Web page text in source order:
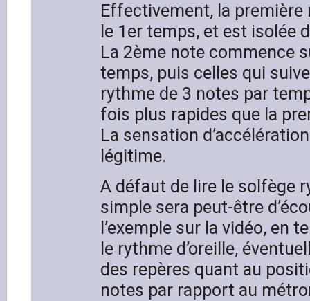
Effectivement, la
le 1er temps, et est isolée
La 2ème note commence
temps, puis celles qui
rythme de 3 notes par
fois plus rapides que la
La sensation
légitime.
A défaut de lire le solfège
simple sera peut-être
l’exemple sur la vidéo, en
le rythme d’oreille,
des repères quant au
notes par rapport au